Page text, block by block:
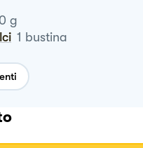
g
1 bustina